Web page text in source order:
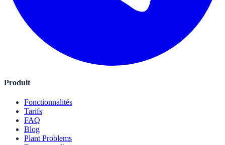
Produit
Fonctionnalités
Tarifs
FAQ
Blog
Plant Problems